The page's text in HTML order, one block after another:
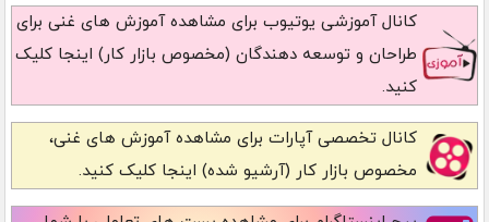
کانال آموزشی یوتیوب برای مشاهده آموزش های غنی برای
طراحان و توسعه دهندگان (مخصوص بازار کار) اینجا کلیک
کنید.
کانال تخصصی آپارات برای مشاهده آموزش های غنی،
مخصوص بازار کار (آرشیو شده) اینجا کلیک کنید.